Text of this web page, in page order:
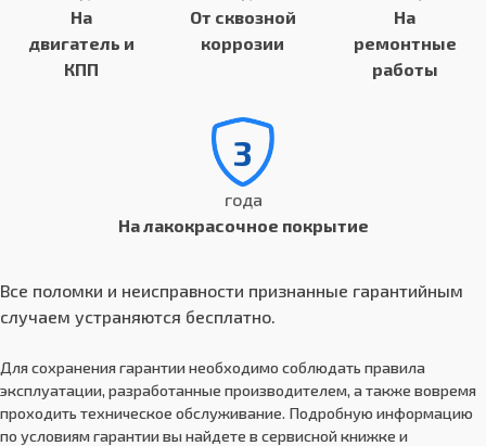
На
двигатель и
КПП
От сквозной
коррозии
На
ремонтные
работы
3
года
На лакокрасочное покрытие
Все поломки и неисправности признанные гарантийным
случаем устраняются бесплатно.
Для сохранения гарантии необходимо соблюдать правила
эксплуатации, разработанные производителем, а также вовремя
проходить техническое обслуживание. Подробную информацию
по условиям гарантии вы найдете в сервисной книжке и